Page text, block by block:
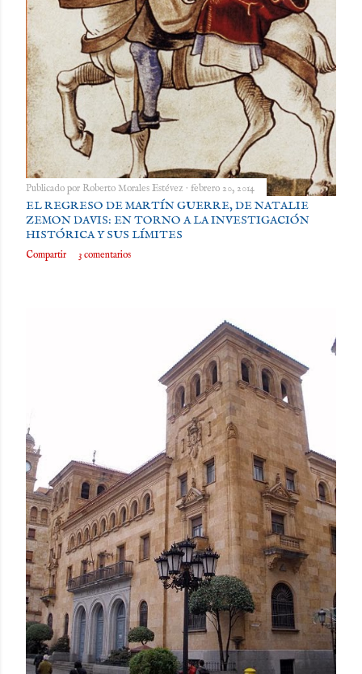
Publicado por Roberto Morales Estévez febrero 20, 2014
EL REGRESO DE MARTÍN GUERRE, DE NATALIE
ZEMON DAVIS: EN TORNO A LA INVESTIGACIÓN
HISTÓRICA Y SUS LÍMITES
Compartir 3 comentarios